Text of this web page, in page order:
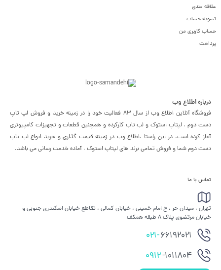
علاقه مندی
تسویه حساب
حساب کاربری من
پرداخت
درباره اطلاع وب
فروشگاه آنلاین اطلاع وب از سال 83 فعالیت خود را در زمینه خرید و فروش لپ تاپ
دست دوم ، لپتاپ استوک و لب تاب کارکرده و همچنین قطعات و تجهیزات کامپیوتری
آغاز کرده است. در این راستا ،‌اطلاع وب در زمینه قیمت گذاری و خرید انواع لپ تاپ
دست دوم شما و فروش تمامی برند های لپتاپ استوک ، آماده خدمت رسانی می باشد.
تماس با ما
تهران ، میدان حر ، خ امام خمینی ، خیابان کمالی ، تقاطع خیابان اسکندری جنوبی و
خیابان مرتضوی پلاک 8 طبقه همکف
021-66192021
0912-1011804